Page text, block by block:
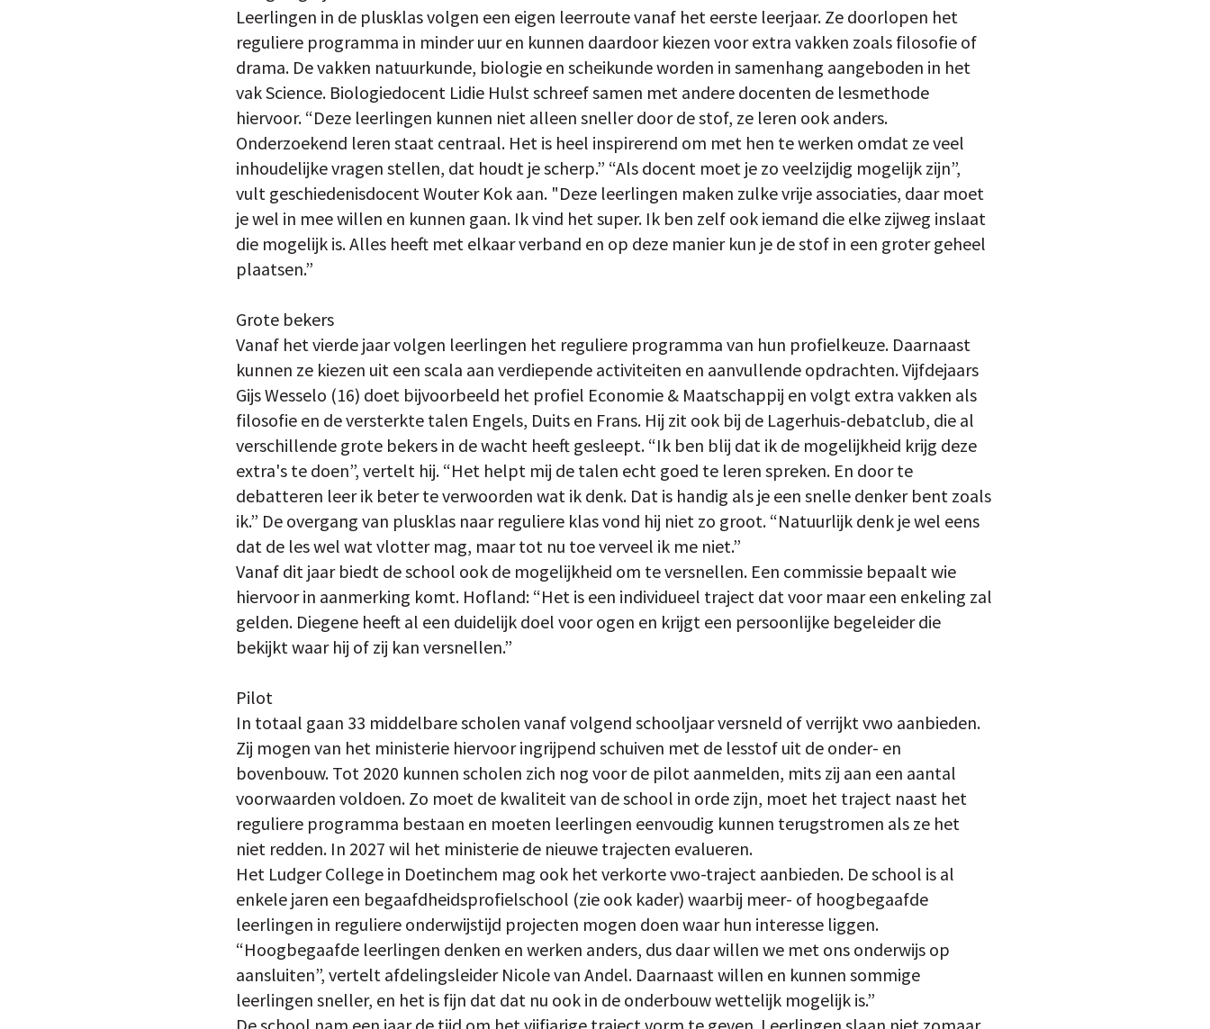
Leerlingen in de plusklas volgen een eigen leerroute vanaf het eerste leerjaar. Ze doorlopen het
reguliere programma in minder uur en kunnen daardoor kiezen voor extra vakken zoals filosofie of
drama. De vakken natuurkunde, biologie en scheikunde worden in samenhang aangeboden in het
vak Science. Biologiedocent Lidie Hulst schreef samen met andere docenten de lesmethode
hiervoor. “Deze leerlingen kunnen niet alleen sneller door de stof, ze leren ook anders.
Onderzoekend leren staat centraal. Het is heel inspirerend om met hen te werken omdat ze veel
inhoudelijke vragen stellen, dat houdt je scherp.” “Als docent moet je zo veelzijdig mogelijk zijn”,
vult geschiedenisdocent Wouter Kok aan. "Deze leerlingen maken zulke vrije associaties, daar moet
je wel in mee willen en kunnen gaan. Ik vind het super. Ik ben zelf ook iemand die elke zijweg inslaat
die mogelijk is. Alles heeft met elkaar verband en op deze manier kun je de stof in een groter geheel
plaatsen.”
Grote bekers
Vanaf het vierde jaar volgen leerlingen het reguliere programma van hun profielkeuze. Daarnaast
kunnen ze kiezen uit een scala aan verdiepende activiteiten en aanvullende opdrachten. Vijfdejaars
Gijs Wesselo (16) doet bijvoorbeeld het profiel Economie & Maatschappij en volgt extra vakken als
filosofie en de versterkte talen Engels, Duits en Frans. Hij zit ook bij de Lagerhuis-debatclub, die al
verschillende grote bekers in de wacht heeft gesleept. “Ik ben blij dat ik de mogelijkheid krijg deze
extra's te doen”, vertelt hij. “Het helpt mij de talen echt goed te leren spreken. En door te
debatteren leer ik beter te verwoorden wat ik denk. Dat is handig als je een snelle denker bent zoals
ik.” De overgang van plusklas naar reguliere klas vond hij niet zo groot. “Natuurlijk denk je wel eens
dat de les wel wat vlotter mag, maar tot nu toe verveel ik me niet.”
Vanaf dit jaar biedt de school ook de mogelijkheid om te versnellen. Een commissie bepaalt wie
hiervoor in aanmerking komt. Hofland: “Het is een individueel traject dat voor maar een enkeling zal
gelden. Diegene heeft al een duidelijk doel voor ogen en krijgt een persoonlijke begeleider die
bekijkt waar hij of zij kan versnellen.”
Pilot
In totaal gaan 33 middelbare scholen vanaf volgend schooljaar versneld of verrijkt vwo aanbieden.
Zij mogen van het ministerie hiervoor ingrijpend schuiven met de lesstof uit de onder- en
bovenbouw. Tot 2020 kunnen scholen zich nog voor de pilot aanmelden, mits zij aan een aantal
voorwaarden voldoen. Zo moet de kwaliteit van de school in orde zijn, moet het traject naast het
reguliere programma bestaan en moeten leerlingen eenvoudig kunnen terugstromen als ze het
niet redden. In 2027 wil het ministerie de nieuwe trajecten evalueren.
Het Ludger College in Doetinchem mag ook het verkorte vwo-traject aanbieden. De school is al
enkele jaren een begaafdheidsprofielschool (zie ook kader) waarbij meer- of hoogbegaafde
leerlingen in reguliere onderwijstijd projecten mogen doen waar hun interesse liggen.
“Hoogbegaafde leerlingen denken en werken anders, dus daar willen we met ons onderwijs op
aansluiten”, vertelt afdelingsleider Nicole van Andel. Daarnaast willen en kunnen sommige
leerlingen sneller, en het is fijn dat dat nu ook in de onderbouw wettelijk mogelijk is.”